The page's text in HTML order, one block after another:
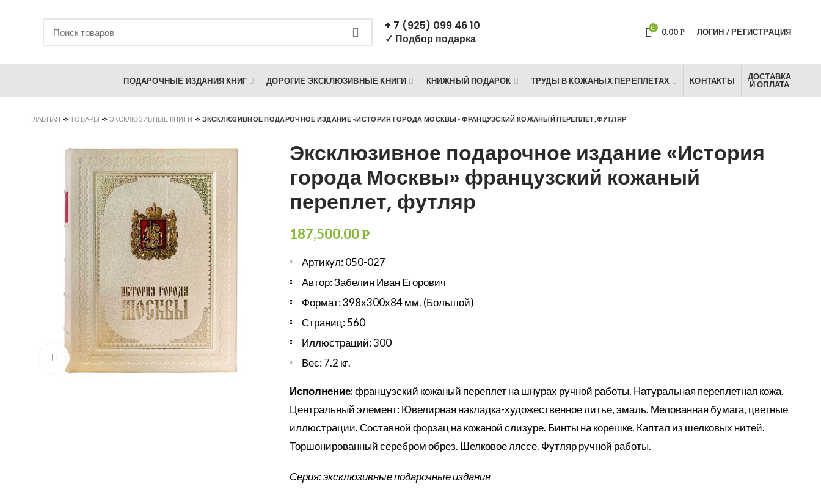
+ 7 (925) 099 46 10
✓ Подбор подарка
0 0.00 Р ЛОГИН / РЕГИСТРАЦИЯ
ПОДАРОЧНЫЕ ИЗДАНИЯ КНИГ ДОРОГИЕ ЭКСКЛЮЗИВНЫЕ КНИГИ КНИЖНЫЙ ПОДАРОК ТРУДЫ В КОЖАНЫХ ПЕРЕПЛЕТАХ КОНТАКТЫ
ДОСТАВКА
И ОПЛАТА
ГЛАВНАЯ -> ТОВАРЫ -> ЭКСКЛЮЗИВНЫЕ КНИГИ -> ЭКСКЛЮЗИВНОЕ ПОДАРОЧНОЕ ИЗДАНИЕ «ИСТОРИЯ ГОРОДА МОСКВЫ» ФРАНЦУЗСКИЙ КОЖАНЫЙ ПЕРЕПЛЕТ, ФУТЛЯР
Увеличить
Эксклюзивное подарочное издание «История
города Москвы» французский кожаный
переплет, футляр
187,500.00Р
Артикул: 050-027
Автор: Забелин Иван Егорович
Формат: 398х300х84 мм. (Большой)
Страниц: 560
Иллюстраций: 300
Вес: 7.2 кг.
Исполнение:французский кожаный переплет на шнурах ручной работы. Натуральная переплетная кожа.
Центральный элемент: Ювелирная накладка-художественное литье, эмаль. Мелованная бумага, цветные
иллюстрации. Составной форзац на кожаной слизуре. Бинты на корешке. Каптал из шелковых нитей.
Торшонированный серебром обрез. Шелковое ляссе. Футляр ручной работы.
Серия: эксклюзивные подарочные издания